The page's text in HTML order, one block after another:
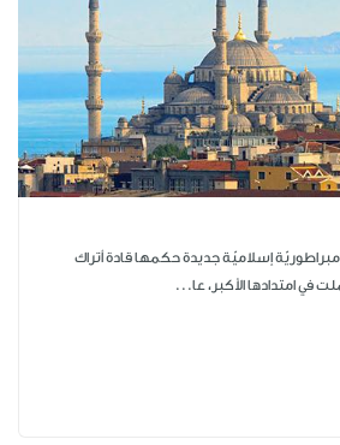
حوالي العام 1300 م إمبراطوريّة إسلاميّة جديدة حكمها قادة أتراك
امتدادها الأكبر، عا...